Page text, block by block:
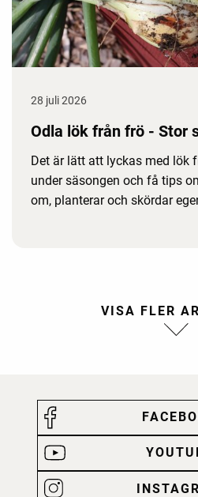
28 juli 2026
Odla lök från frö - Stor
Det är lätt att lyckas med lök
under säsongen och få tips
om, planterar och skördar